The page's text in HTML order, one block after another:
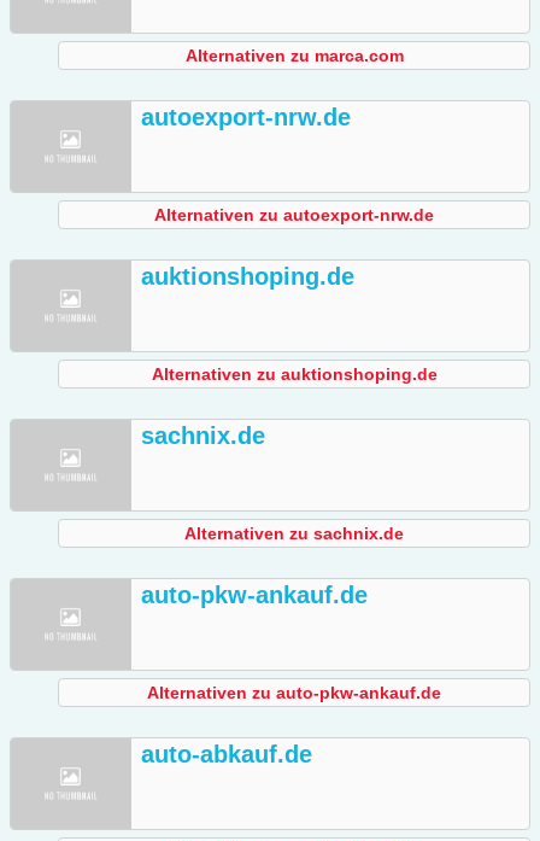
Alternativen zu marca.com
autoexport-nrw.de
Alternativen zu autoexport-nrw.de
auktionshoping.de
Alternativen zu auktionshoping.de
sachnix.de
Alternativen zu sachnix.de
auto-pkw-ankauf.de
Alternativen zu auto-pkw-ankauf.de
auto-abkauf.de